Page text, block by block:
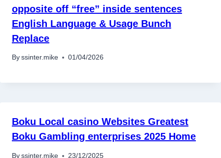
opposite off “free” inside sentences
English Language & Usage Bunch
Replace
By ssinter.mike 01/04/2026
Boku Local casino Websites Greatest
Boku Gambling enterprises 2025 Home
By ssinter.mike 23/12/2025